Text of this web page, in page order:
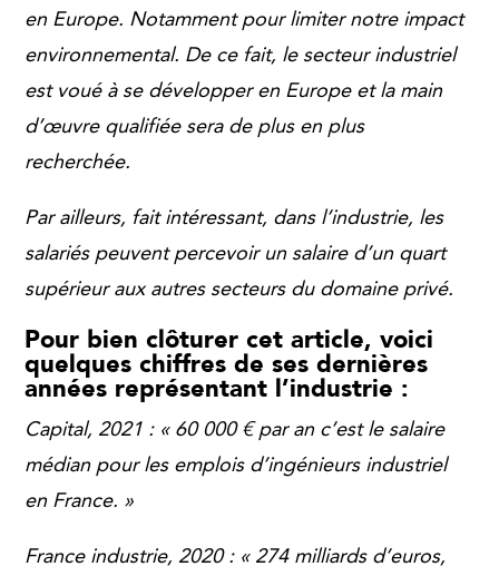
en Europe. Notamment pour limiter notre impact
environnemental. De ce fait, le secteur industriel
est voué à se développer en Europe et la main
d’œuvre qualifiée sera de plus en plus
recherchée.
Par ailleurs, fait intéressant, dans l’industrie, les
salariés peuvent percevoir un salaire d’un quart
supérieur aux autres secteurs du domaine privé.
Pour bien clôturer cet article, voici
quelques chiffres de ses dernières
années représentant l’industrie :
Capital, 2021 : « 60 000 € par an c’est le salaire
médian pour les emplois d’ingénieurs industriel
en France. »
France industrie, 2020 : « 274 milliards d’euros,